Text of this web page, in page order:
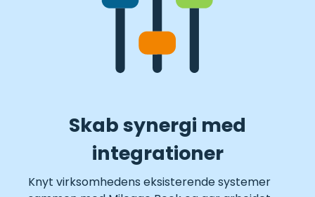
Skab synergi med
integrationer
Knyt virksomhedens eksisterende systemer